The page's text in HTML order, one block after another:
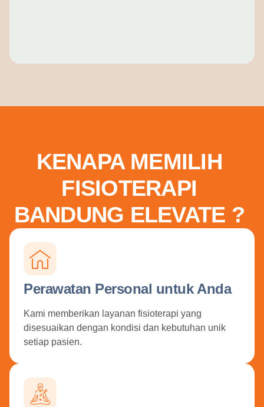
KENAPA MEMILIH
FISIOTERAPI
BANDUNG ELEVATE ?
Perawatan Personal untuk Anda
Kami memberikan layanan fisioterapi yang
disesuaikan dengan kondisi dan kebutuhan unik
setiap pasien.